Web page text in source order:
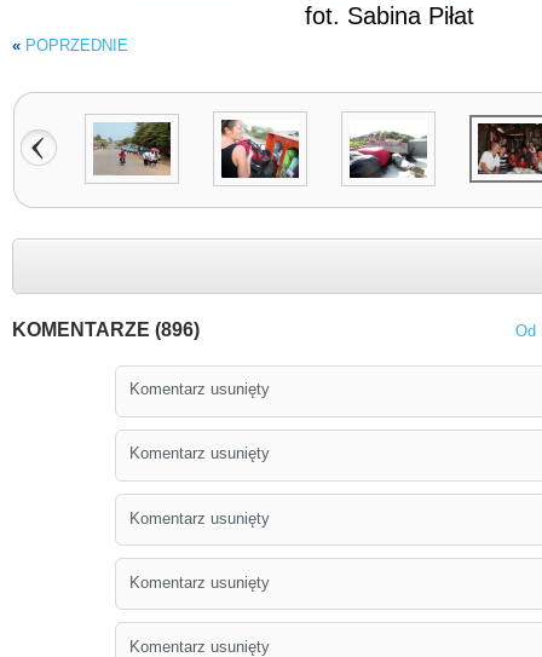
fot. Sabina Piłat
« POPRZEDNIE
KOMENTARZE (896) Od
Komentarz usunięty
Komentarz usunięty
Komentarz usunięty
Komentarz usunięty
Komentarz usunięty